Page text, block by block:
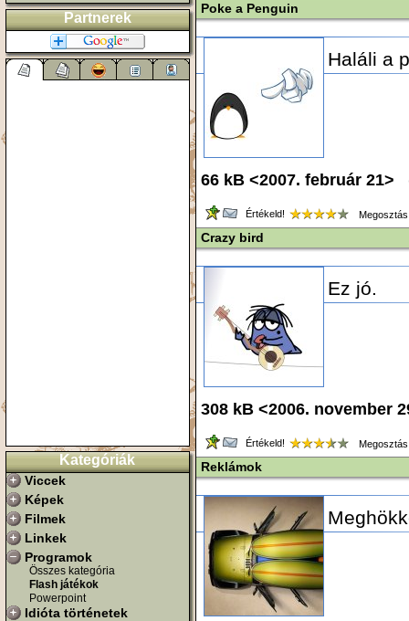
Partnerek
Kategóriák
Viccek
Képek
Filmek
Linkek
Programok
Összes kategória
Flash játékok
Powerpoint
Idióta történetek
Poke a Penguin
Haláli a
66 kB <2007. február 21>
Értékeld!
Crazy bird
Ez jó.
308 kB <2006. november
Értékeld!
Reklámok